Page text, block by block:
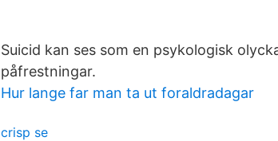
Suicid kan ses som en psykologisk
påfrestningar.
Hur lange far man ta ut foraldradagar
crisp se